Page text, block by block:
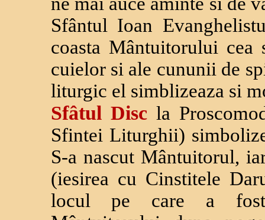
Sfântul Ioan
coasta Mântuitorului
cuielor si ale cununii de
liturgic el simblizeaza si
Sfâtul Discla
Sfintei Liturghii)
S-a nascut Mântuitorul,
(iesirea cu Cinstitele
locul pe care a fost